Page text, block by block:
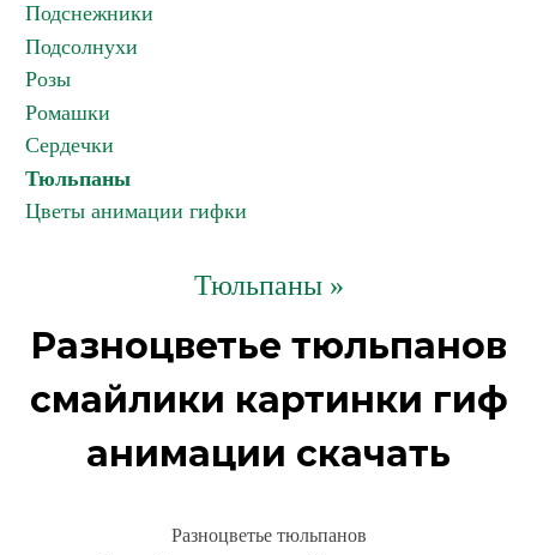
Подснежники
Подсолнухи
Розы
Ромашки
Сердечки
Тюльпаны
Цветы анимации гифки
Тюльпаны »
Разноцветье тюльпанов
смайлики картинки гиф
анимации скачать
Разноцветье тюльпанов